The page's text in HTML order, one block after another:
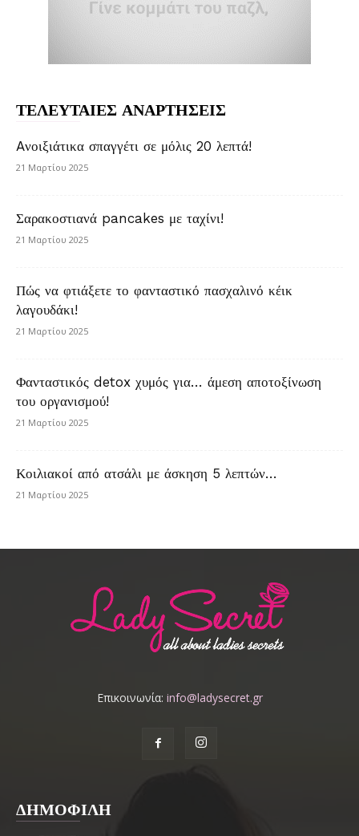
ΤΕΛΕΥΤΑΙΕΣ ΑΝΑΡΤΗΣΕΙΣ
Aνοιξιάτικα σπαγγέτι σε μόλις 20 λεπτά!
21 Μαρτίου 2025
Σαρακοστιανά pancakes με ταχίνι!
21 Μαρτίου 2025
Πώς να φτιάξετε το φανταστικό πασχαλινό κέικ
λαγουδάκι!
21 Μαρτίου 2025
Φανταστικός detox χυμός για… άμεση αποτοξίνωση
του οργανισμού!
21 Μαρτίου 2025
Κοιλιακοί από ατσάλι με άσκηση 5 λεπτών…
21 Μαρτίου 2025
Επικοινωνία: info@ladysecret.gr
ΔΗΜΟΦΙΛΗ